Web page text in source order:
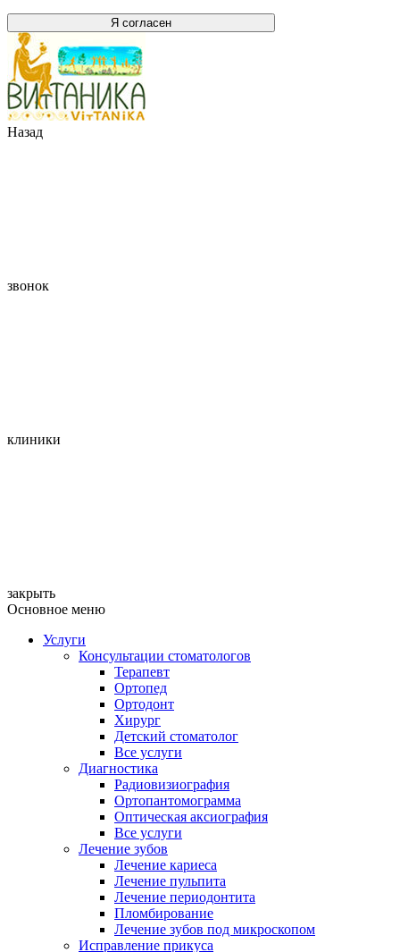
Я согласен
Назад
звонок
клиники
закрыть
Основное меню
Услуги
Консультации стоматологов
Терапевт
Ортопед
Ортодонт
Хирург
Детский стоматолог
Все услуги
Диагностика
Радиовизиография
Ортопантомограмма
Оптическая аксиография
Все услуги
Лечение зубов
Лечение кариеса
Лечение пульпита
Лечение периодонтита
Пломбирование
Лечение зубов под микроскопом
Исправление прикуса